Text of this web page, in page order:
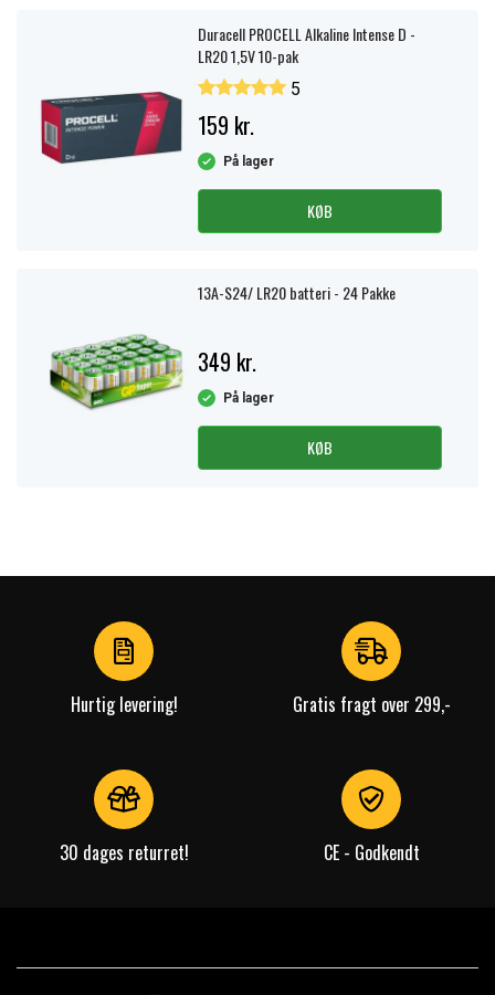
Duracell PROCELL Alkaline Intense D -
LR20 1,5V 10-pak
5
159 kr.
På lager
KØB
13A-S24/ LR20 batteri - 24 Pakke
349 kr.
På lager
KØB
Hurtig levering! Gratis fragt over 299,-
30 dages returret! CE - Godkendt